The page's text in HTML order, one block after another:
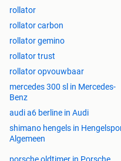
Snel geleverd en
Wilt u meer informatie
bestellen? Klik dan op de
Adres Scholten
Achterbroek 15
6596 MP
Milsbeek, Limburg
Nederland
rollator
rollator carbon
rollator gemino
rollator trust
rollator opvouwbaar
mercedes 300 sl in Mercedes-
Benz
audi a6 berline in Audi
shimano hengels in
Algemeen